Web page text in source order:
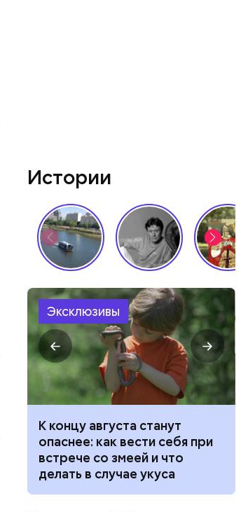
Истории
Эксклюзивы
К концу августа станут
опаснее: как вести себя при
встрече со змеей и что
делать в случае укуса